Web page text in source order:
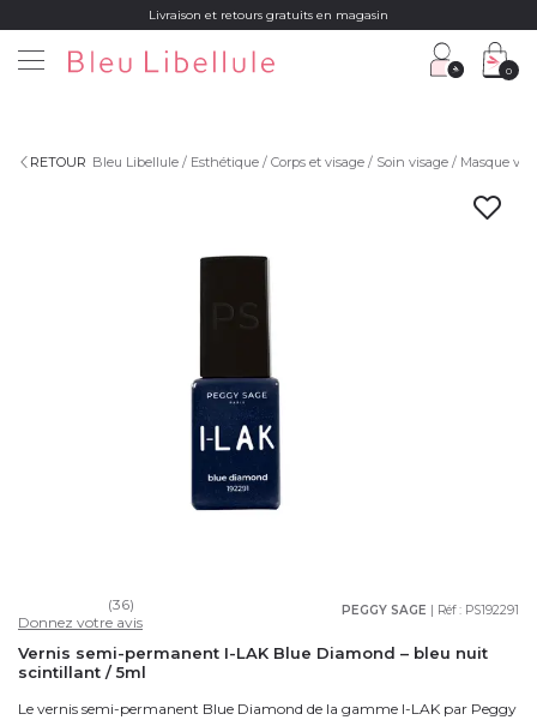
Livraison et retours gratuits en magasin
0
RETOUR Bleu Libellule Esthétique Corps et visage Soin visage Masque
PEGGY SAGE | Réf : PS192291
(36)
Donnez votre avis
Vernis semi-permanent I-LAK Blue Diamond – bleu nuit
scintillant / 5ml
Le vernis semi-permanent Blue Diamond de la gamme I-LAK par Peggy